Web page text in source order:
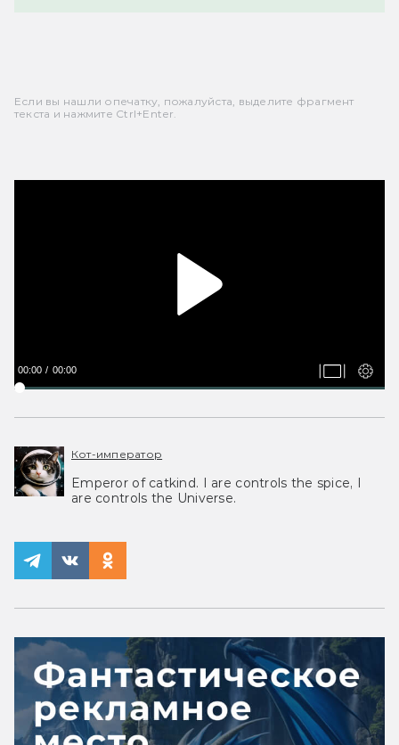
Если вы нашли опечатку, пожалуйста, выделите фрагмент
текста и нажмите Ctrl+Enter.
00:00 00:00
Кот-император
Emperor of catkind. I are controls the spice, I
are controls the Universe.